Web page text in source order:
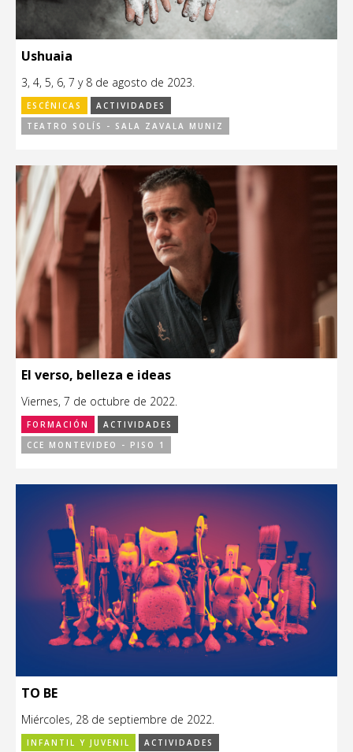
Ushuaia
3, 4, 5, 6, 7 y 8 de agosto de 2023.
ESCÉNICAS
ACTIVIDADES
TEATRO SOLÍS - SALA ZAVALA MUNIZ
El verso, belleza e ideas
Viernes, 7 de octubre de 2022.
FORMACIÓN
ACTIVIDADES
CCE MONTEVIDEO - PISO 1
TO BE
Miércoles, 28 de septiembre de 2022.
INFANTIL Y JUVENIL
ACTIVIDADES